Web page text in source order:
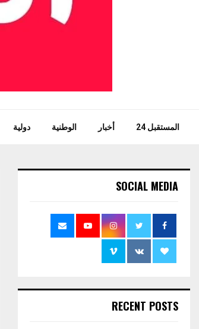
المستقبل 24 أخبار الوطنية دولية
SOCIAL MEDIA
RECENT POSTS